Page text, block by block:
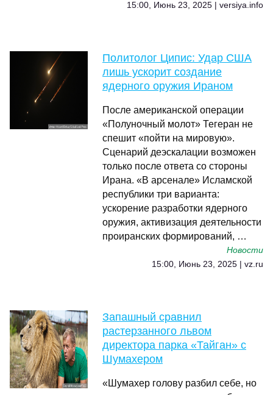
15:00, Июнь 23, 2025 | versiya.info
Политолог Ципис: Удар США
лишь ускорит создание
ядерного оружия Ираном
После американской операции
«Полуночный молот» Тегеран не
спешит «пойти на мировую».
Сценарий деэскалации возможен
только после ответа со стороны
Ирана. «В арсенале» Исламской
республики три варианта:
ускорение разработки ядерного
оружия, активизация деятельности
проиранских формирований, …
Новости
15:00, Июнь 23, 2025 | vz.ru
Запашный сравнил
растерзанного львом
директора парка «Тайган» с
Шумахером
«Шумахер голову разбил себе, но